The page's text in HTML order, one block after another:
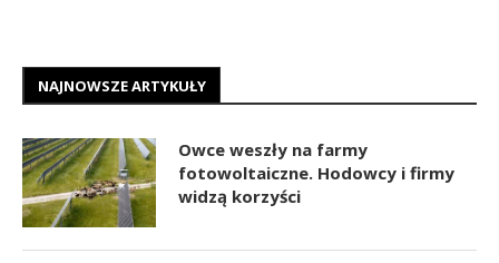
NAJNOWSZE ARTYKUŁY
Owce weszły na farmy
fotowoltaiczne. Hodowcy i firmy
widzą korzyści